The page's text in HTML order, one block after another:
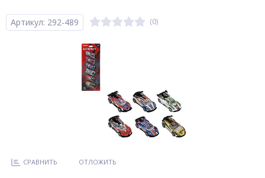
Артикул: 292-489 (0)
СРАВНИТЬ ОТЛОЖИТЬ